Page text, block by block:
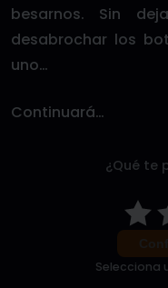
besarnos. Sin
desabrochar los
uno…
Continuará…
¿Qué te
Selecciona